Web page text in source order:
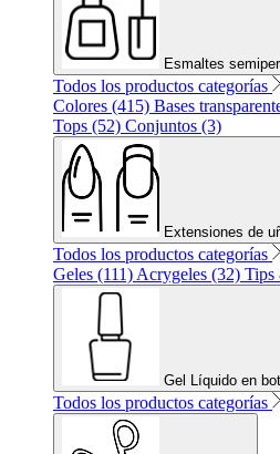
Esmaltes
Todos los productos categorías
Colores (415) Bases
Tops (52) Conjuntos (3)
Extensiones de
Todos los productos categorías
Geles (111) Acrygeles (32) Tips
Gel Líquido en
Todos los productos categorías